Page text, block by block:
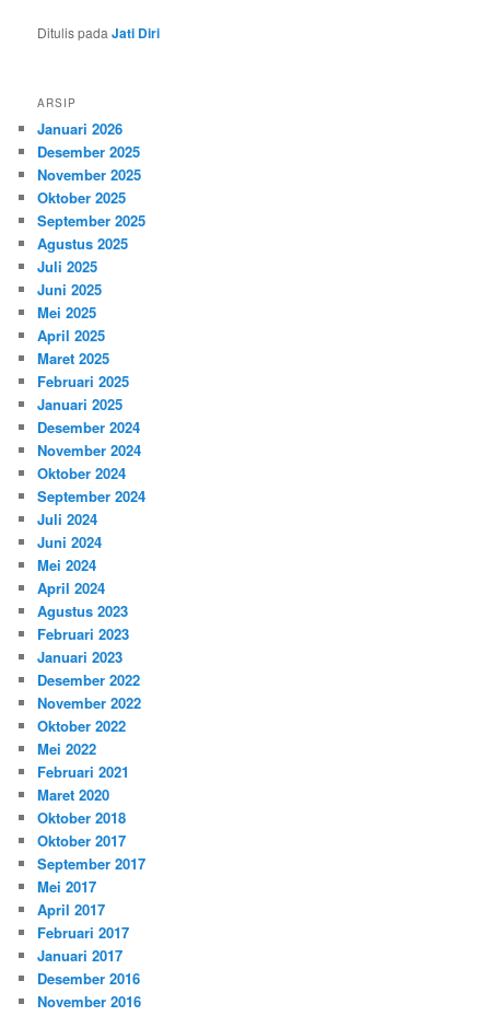
Ditulis pada Jati Diri
ARSIP
Januari 2026
Desember 2025
November 2025
Oktober 2025
September 2025
Agustus 2025
Juli 2025
Juni 2025
Mei 2025
April 2025
Maret 2025
Februari 2025
Januari 2025
Desember 2024
November 2024
Oktober 2024
September 2024
Juli 2024
Juni 2024
Mei 2024
April 2024
Agustus 2023
Februari 2023
Januari 2023
Desember 2022
November 2022
Oktober 2022
Mei 2022
Februari 2021
Maret 2020
Oktober 2018
Oktober 2017
September 2017
Mei 2017
April 2017
Februari 2017
Januari 2017
Desember 2016
November 2016